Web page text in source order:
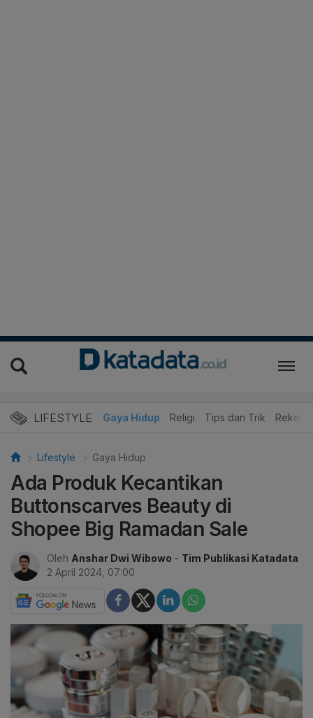
LIFESTYLE
Kuliner Edukasi Gaya Hidup Religi Tips dan Trik
Lifestyle Gaya Hidup
Ada Produk Kecantikan
Buttonscarves Beauty di
Shopee Big Ramadan Sale
Oleh Anshar Dwi Wibowo - Tim Publikasi Katadata
2 April 2024, 07:00